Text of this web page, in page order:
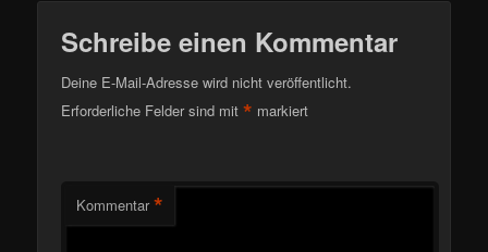
Schreibe einen Kommentar
Deine E-Mail-Adresse wird nicht veröffentlicht.
Erforderliche Felder sind mit* markiert
Kommentar *